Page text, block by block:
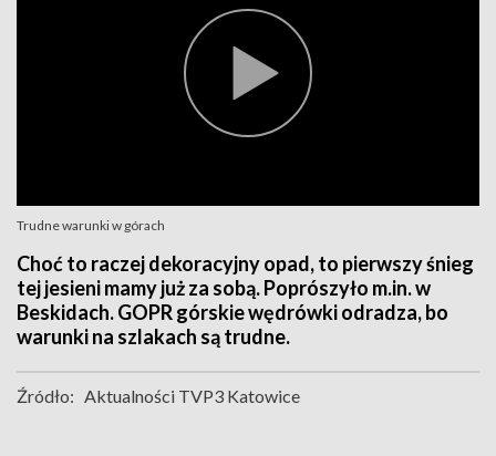
Trudne warunki w górach
Choć to raczej dekoracyjny opad, to pierwszy śnieg
tej jesieni mamy już za sobą. Poprószyło m.in. w
Beskidach. GOPR górskie wędrówki odradza, bo
warunki na szlakach są trudne.
Źródło: Aktualności TVP3 Katowice